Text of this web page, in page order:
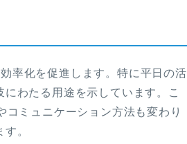
率化を促進します。特に平日の活
わたる用途を示しています。こ
ミュニケーション方法も変わり
。